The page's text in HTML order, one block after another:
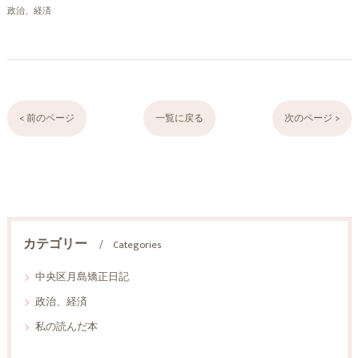
政治、経済
< 前のページ 一覧に戻る 次のページ >
カテゴリー
Categories
中央区月島矯正日記
政治、経済
私の読んだ本